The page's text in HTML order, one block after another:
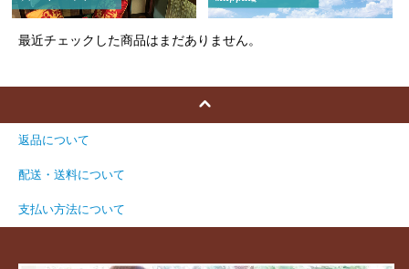
最近チェックした商品はまだありません。
返品について
配送・送料について
支払い方法について